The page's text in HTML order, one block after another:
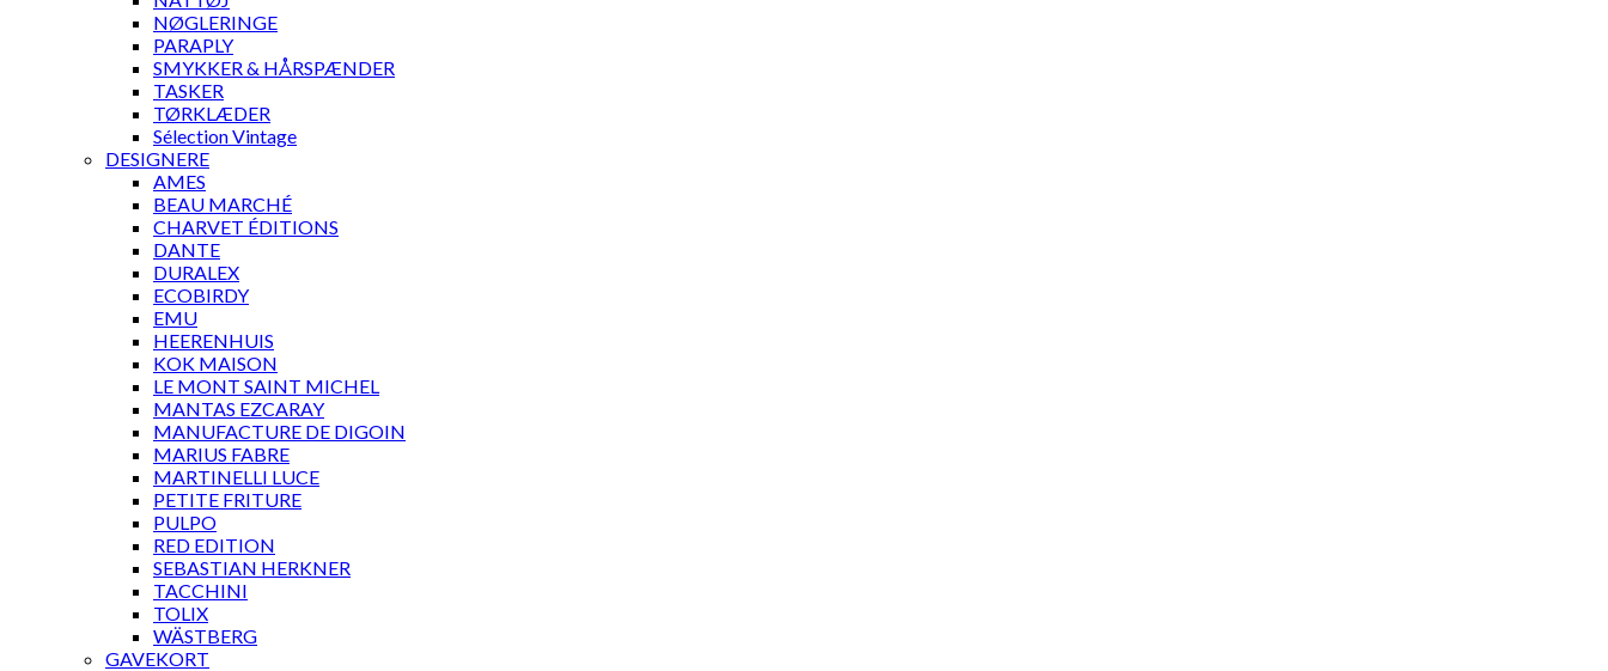
NØGLERINGE
PARAPLY
SMYKKER & HÅRSPÆNDER
TASKER
TØRKLÆDER
Sélection Vintage
DESIGNERE
AMES
BEAU MARCHÉ
CHARVET ÉDITIONS
DANTE
DURALEX
ECOBIRDY
EMU
HEERENHUIS
KOK MAISON
LE MONT SAINT MICHEL
MANTAS EZCARAY
MANUFACTURE DE DIGOIN
MARIUS FABRE
MARTINELLI LUCE
PETITE FRITURE
PULPO
RED EDITION
SEBASTIAN HERKNER
TACCHINI
TOLIX
WÄSTBERG
GAVEKORT